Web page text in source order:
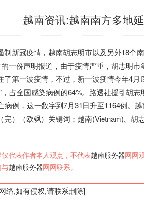
越南资讯:越南南方多地
新冠疫情， 越南胡志明市以及另外18个
一份声明报道，由于疫情严重，胡志明
了第一波疫情，不过，新一波疫情今年4
，占全国感染病例的64%。路透社援引胡
例，这一数字到7月31日升至1164例。
）（欧飒）关键词： 越南(Vietnam)、胡
代表作者本人观点，不代表越南服务器 网网
与越南服务器 网网联系。
络,如有侵权,请联系删除]